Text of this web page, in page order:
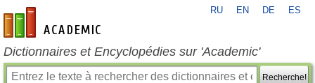
fr-academic.com
RU EN DE ES
Dictionnaires et Encyclopédies sur 'Academic'
Recherche!